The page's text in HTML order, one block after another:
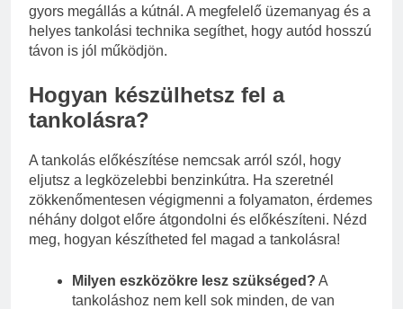
gyors megállás a kútnál. A megfelelő üzemanyag és a
helyes tankolási technika segíthet, hogy autód hosszú
távon is jól működjön.
Hogyan készülhetsz fel a
tankolásra?
A tankolás előkészítése nemcsak arról szól, hogy
eljutsz a legközelebbi benzinkútra. Ha szeretnél
zökkenőmentesen végigmenni a folyamaton, érdemes
néhány dolgot előre átgondolni és előkészíteni. Nézd
meg, hogyan készítheted fel magad a tankolásra!
Milyen eszközökre lesz szükséged? A
tankoláshoz nem kell sok minden, de van